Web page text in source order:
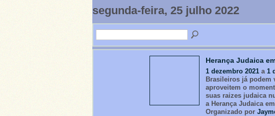
segunda-feira, 25 julho 2022
Herança Judaica
1 dezembro 2021 a 1
Brasileiros já podem
aproveitem o
suas raizes judaica
a Herança Judaica
Organizado por